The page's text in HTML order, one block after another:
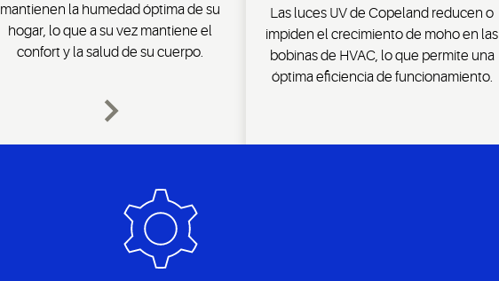
mantienen la humedad óptima de su
hogar, lo que a su vez mantiene el
confort y la salud de su cuerpo.
Las luces UV de Copeland reducen o
impiden el crecimiento de moho en las
bobinas de HVAC, lo que permite una
óptima eficiencia de funcionamiento.